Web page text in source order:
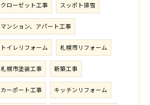
クローゼット工事 スッポト排雪
マンション、アパート工事
トイレリフォーム 札幌市リフォーム
札幌市塗装工事 新築工事
カーポート工事 キッチンリフォーム